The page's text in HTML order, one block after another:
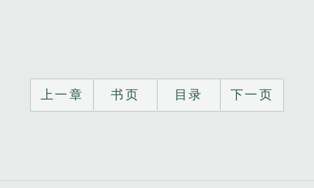
上一章 书页 目录 下一页